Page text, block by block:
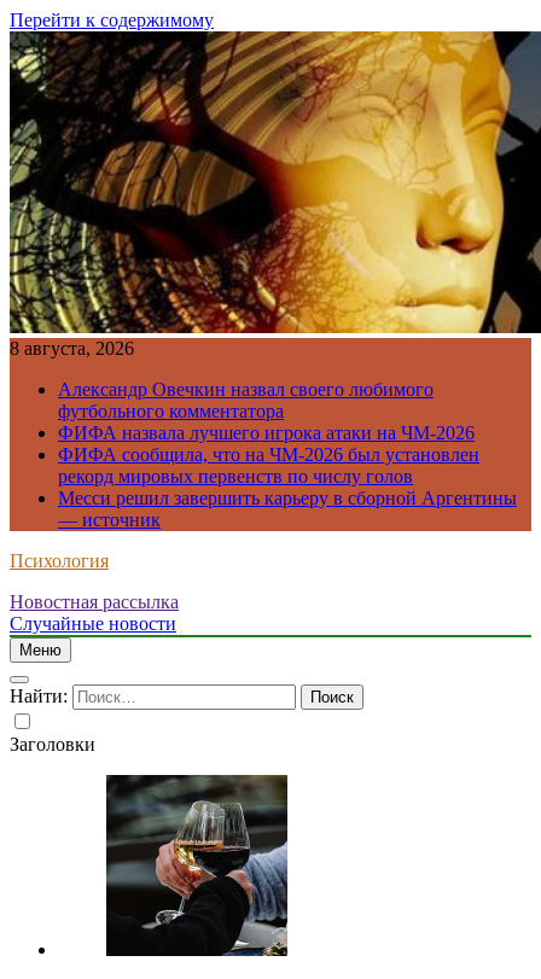
Перейти к содержимому
8 августа, 2026
Александр Овечкин назвал своего любимого
футбольного комментатора
ФИФА назвала лучшего игрока атаки на ЧМ-2026
ФИФА сообщила, что на ЧМ-2026 был установлен
рекорд мировых первенств по числу голов
Месси решил завершить карьеру в сборной Аргентины
— источник
Психология
Новостная рассылка
Случайные новости
Меню
Найти:
Заголовки